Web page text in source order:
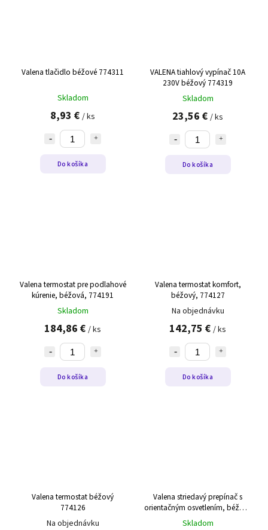
Valena tlačidlo béžové 774311
Skladom
8,93 € / ks
Do košíka
VALENA tiahlový vypínač 10A
230V béžový 774319
Skladom
23,56 € / ks
Do košíka
Valena termostat pre podlahové
kúrenie, béžová, 774191
Skladom
184,86 € / ks
Do košíka
Valena termostat komfort,
béžový, 774127
Na objednávku
142,75 € / ks
Do košíka
Valena termostat béžový
774126
Na objednávku
Valena striedavý prepínač s
orientačným osvetlením, béžový
774326
Skladom